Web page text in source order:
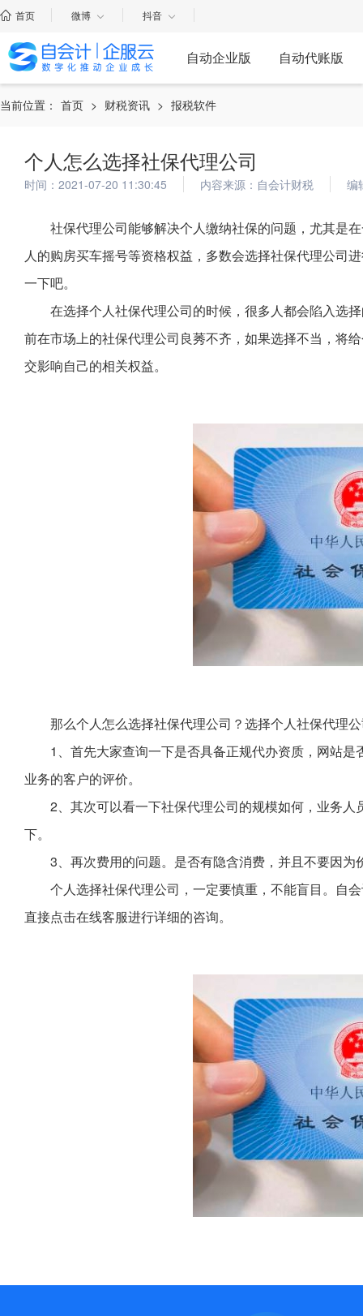
首页 微博 抖音
自动企业版 自动代账版
当前位置： 首页 > 财税资讯 > 报税软件
个人怎么选择社保代理公司
时间：2021-07-20 11:30:45 内容来源：自会计财税 编
社保代理公司能够解决个人缴纳社保的问题，尤其是
人的购房买车摇号等资格权益，多数会选择社保代理公司
一下吧。
在选择个人社保代理公司的时候，很多人都会陷入选
前在市场上的社保代理公司良莠不齐，如果选择不当，将
交影响自己的相关权益。
那么个人怎么选择社保代理公司？选择个人社保代理
1、首先大家查询一下是否具备正规代办资质，网站
业务的客户的评价。
2、其次可以看一下社保代理公司的规模如何，业务
下。
3、再次费用的问题。是否有隐含消费，并且不要因为
个人选择社保代理公司，一定要慎重，不能盲目。自
直接点击在线客服进行详细的咨询。